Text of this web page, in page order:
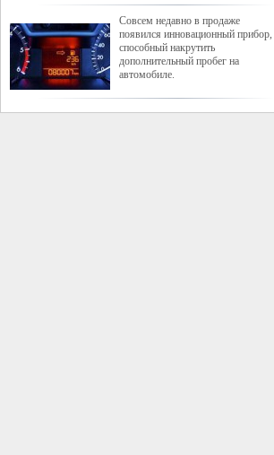
Совсем недавно в продаже
появился инновационный прибор,
способный накрутить
дополнительный пробег на
автомобиле.